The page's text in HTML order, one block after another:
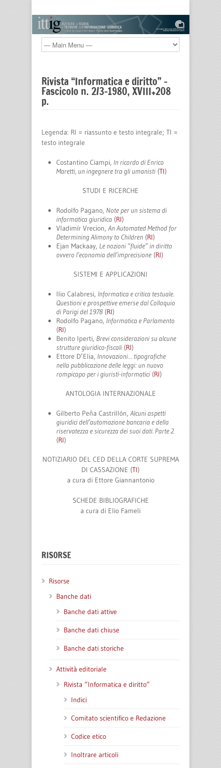
Rivista “Informatica e diritto” –
Fascicolo n. 2/3-1980, XVIII+208
p.
Legenda: RI = riassunto e testo integrale; TI =
testo integrale
Costantino Ciampi, In ricordo di Enrico
Maretti, un ingegnere tra gli umanisti (TI)
STUDI E RICERCHE
Rodolfo Pagano, Note per un sistema di
informatica giuridica (RI)
Vladimír Vrecion, An Automated Method for
Determining Alimony to Children (RI)
Ejan Mackaay, Le nozioni “fluide” in diritto
ovvero l’economia dell’imprecisione (RI)
SISTEMI E APPLICAZIONI
Ilio Calabresi, Informatica e critica testuale.
Questioni e prospettive emerse dal Colloquio
di Parigi del 1978 (RI)
Rodolfo Pagano, Informatica e Parlamento
(RI)
Benito Iperti, Brevi considerazioni su alcune
strutture giuridico-fiscali (RI)
Ettore D’Elia, Innovazioni… tipografiche
nella pubblicazione delle leggi: un nuovo
rompicapo per i giuristi-informatici (RI)
ANTOLOGIA INTERNAZIONALE
Gilberto Peña Castrillón, Alcuni aspetti
giuridici dell’automazione bancaria e della
riservatezza e sicurezza dei suoi dati. Parte 2
(RI)
NOTIZIARIO DEL CED DELLA CORTE SUPREMA
DI CASSAZIONE (TI)
a cura di Ettore Giannantonio
SCHEDE BIBLIOGRAFICHE
a cura di Elio Fameli
RISORSE
Risorse
Banche dati
Banche dati attive
Banche dati chiuse
Banche dati storiche
Attività editoriale
Rivista “Informatica e diritto”
Indici
Comitato scientifico e Redazione
Codice etico
Inoltrare articoli